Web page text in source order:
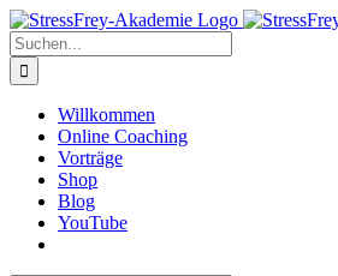
Zum
Inhalt
springen
Suche
nach:
Willkommen
Online Coaching
Vorträge
Shop
Blog
YouTube